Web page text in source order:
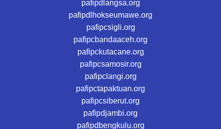
pafipdlangsa.org
pafipdlhokseumawe.org
pafipcsigli.org
pafipcbandaaceh.org
pafipckutacane.org
pafipcsamosir.org
pafipclangi.org
pafipctapaktuan.org
pafipcsiberut.org
pafipdjambi.org
pafipdbengkulu.org